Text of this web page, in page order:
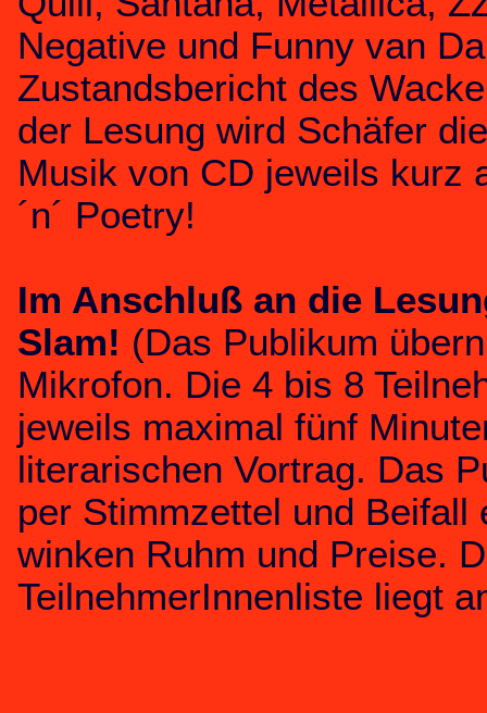
Negative und Funny van
Zustandsbericht des
der Lesung wird Schäfer
Musik von CD jeweils kurz
´n´ Poetry!
Im Anschluß an die
Slam! (Das Publikum
Mikrofon. Die 4 bis 8
jeweils maximal fünf
literarischen Vortrag. Das
per Stimmzettel und Beifall
winken Ruhm und Preise.
TeilnehmerInnenliste liegt